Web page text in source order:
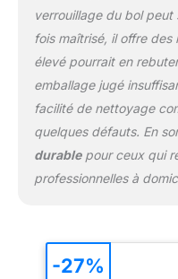
verrouillage du bol peut
fois maîtrisé, il offre des
élevé pourrait en
emballage jugé
facilité de nettoyage
quelques défauts. En
durablepour ceux qui
professionnelles à
-27%